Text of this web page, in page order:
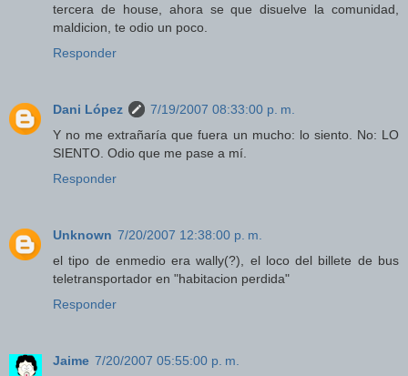
tercera de house, ahora se que disuelve la comunidad,
maldicion, te odio un poco.
Responder
Dani López
7/19/2007 08:33:00 p. m.
Y no me extrañaría que fuera un mucho: lo siento. No: LO
SIENTO. Odio que me pase a mí.
Responder
Unknown 7/20/2007 12:38:00 p. m.
el tipo de enmedio era wally(?), el loco del billete de bus
teletransportador en "habitacion perdida"
Responder
Jaime 7/20/2007 05:55:00 p. m.